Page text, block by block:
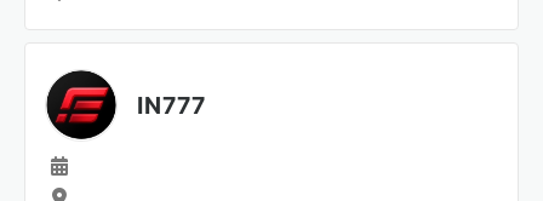
IN777